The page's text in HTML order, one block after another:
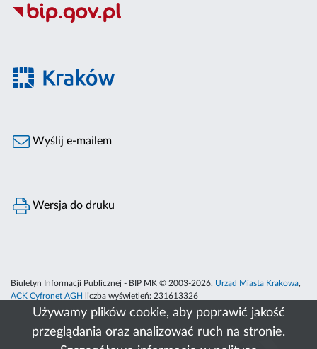
Używamy plików cookie, aby poprawić jakość
przeglądania oraz analizować ruch na stronie.
Wyślij e-mailem
Wersja do druku
Biuletyn Informacji Publicznej - BIP MK © 2003-2026, Urząd Miasta Krakowa,
ACK Cyfronet AGH
liczba wyświetleń: 231613326